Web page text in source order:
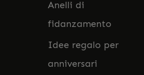
Anelli di
fidanzamento
Idee regalo per
anniversari